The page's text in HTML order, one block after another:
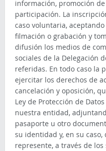
información, promoción
participación. La
caso voluntaria,
filmación o grabación y
difusión los medios de
sociales de la Delegación
referidas. En todo caso la
ejercitar los derechos de
cancelación y oposición,
Ley de Protección de
nuestra entidad,
pasaporte u otro
su identidad y, en su
represente, a través de